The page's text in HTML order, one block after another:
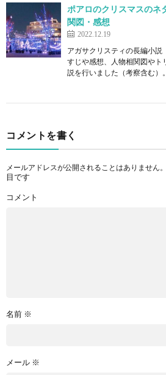
ポアロのクリスマスのネ
関図・感想
2022.12.19
アガサクリスティの長編小説
すじや感想、人物相関図やト
説を行いました（考察含む
コメントを書く
メールアドレスが公開されることはありません。
目です
コメント
名前 ※
メール ※